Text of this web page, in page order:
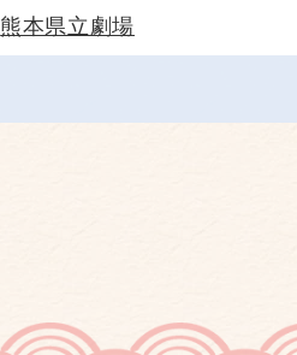
熊本県立劇場